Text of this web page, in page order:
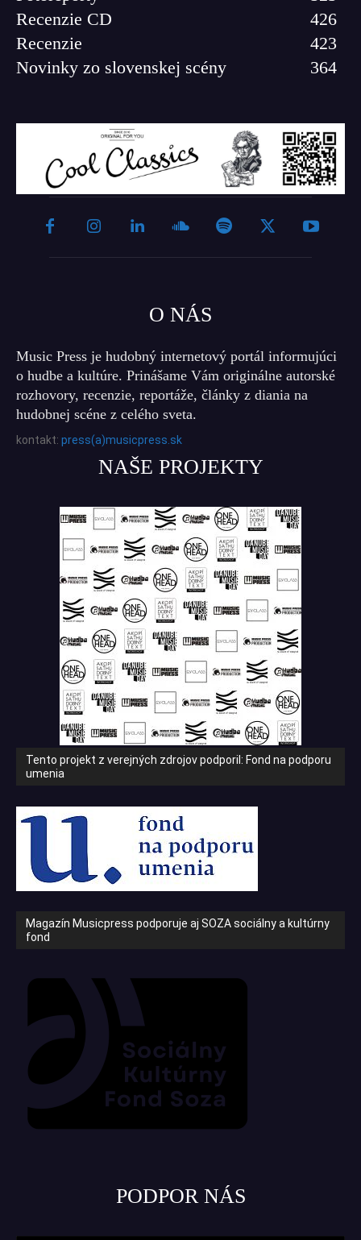
Recenzie CD
426
Recenzie
423
Novinky zo slovenskej scény
364
O NÁS
Music Press je hudobný internetový portál informujúci
o hudbe a kultúre. Prinášame Vám originálne autorské
rozhovory, recenzie, reportáže, články z diania na
hudobnej scéne z celého sveta.
kontakt: press(a)musicpress.sk
NAŠE PROJEKTY
Tento projekt z verejných zdrojov podporil: Fond na podporu
umenia
Magazín Musicpress podporuje aj SOZA sociálny a kultúrny
fond
PODPOR NÁS